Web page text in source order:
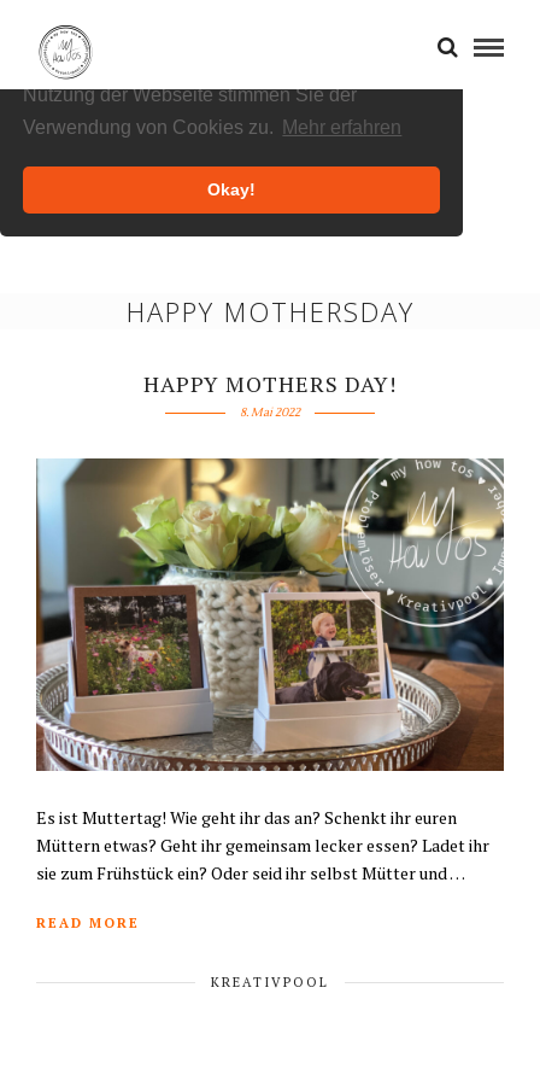
Cookies helfen uns bei der Bereitstellung
unserer Inhalte und Dienste. Durch die weitere
Nutzung der Webseite stimmen Sie der
Verwendung von Cookies zu.
Mehr erfahren
Okay!
HAPPY MOTHERSDAY
HAPPY MOTHERS DAY!
8. Mai 2022
Es ist Muttertag! Wie geht ihr das an? Schenkt ihr euren
Müttern etwas? Geht ihr gemeinsam lecker essen? Ladet ihr
sie zum Frühstück ein? Oder seid ihr selbst Mütter und …
READ MORE
KREATIVPOOL